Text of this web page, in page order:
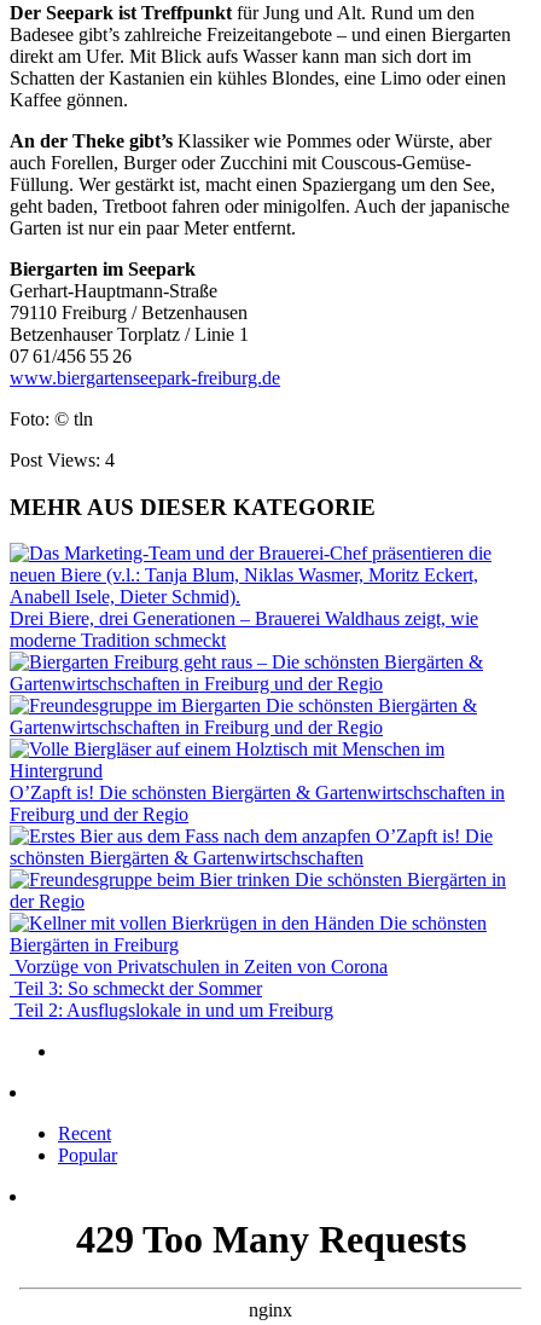
Der Seepark ist Treffpunkt für Jung und Alt. Rund um den
Badesee gibt’s zahlreiche Freizeitangebote – und einen Biergarten
direkt am Ufer. Mit Blick aufs Wasser kann man sich dort im
Schatten der Kastanien ein kühles Blondes, eine Limo oder einen
Kaffee gönnen.
An der Theke gibt’s Klassiker wie Pommes oder Würste, aber
auch Forellen, Burger oder Zucchini mit Couscous-Gemüse-
Füllung. Wer gestärkt ist, macht einen Spaziergang um den See,
geht baden, Tretboot fahren oder minigolfen. Auch der japanische
Garten ist nur ein paar Meter entfernt.
Biergarten im Seepark
Gerhart-Hauptmann-Straße
79110 Freiburg / Betzenhausen
Betzenhauser Torplatz / Linie 1
07 61/456 55 26
www.biergartenseepark-freiburg.de
Foto: © tln
Post Views: 4
MEHR AUS DIESER KATEGORIE
Drei Biere, drei Generationen – Brauerei Waldhaus zeigt, wie
moderne Tradition schmeckt
Freiburg geht raus – Die schönsten Biergärten &
Gartenwirtschschaften in Freiburg und der Regio
Die schönsten Biergärten &
Gartenwirtschschaften in Freiburg und der Regio
O’Zapft is! Die schönsten Biergärten & Gartenwirtschschaften in
Freiburg und der Regio
O’Zapft is! Die
schönsten Biergärten & Gartenwirtschschaften
Die schönsten Biergärten in
der Regio
Die schönsten
Biergärten in Freiburg
Vorzüge von Privatschulen in Zeiten von Corona
Teil 3: So schmeckt der Sommer
Teil 2: Ausflugslokale in und um Freiburg
Recent
Popular